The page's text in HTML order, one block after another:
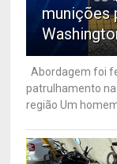
munições
Abordagem foi
patrulhamento
região Um